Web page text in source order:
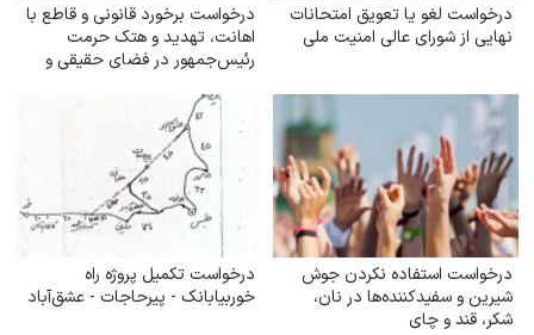
درخواست لغو یا تعویق امتحانات
نهایی از شورای عالی امنیت ملی
درخواست برخورد قانونی و قاطع با
اهانت، تهدید و هتک حرمت
رئیس‌جمهور در فضای حقیقی و
درخواست استفاده نکردن جوش
شیرین و سفیدکننده‌ها در نان،
شکر، قند و چای
درخواست تکمیل پروژه راه
خوربیابانک - پیرحاجات - عشق‌آباد